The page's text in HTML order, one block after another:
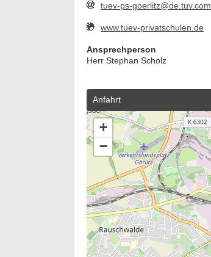
tuev-ps-goerlitz@de.tuv.com
www.tuev-privatschulen.de
Ansprechperson
Herr Stephan Scholz
Anfahrt
+
−